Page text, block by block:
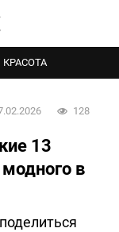
КРАСОТА
128
13
в